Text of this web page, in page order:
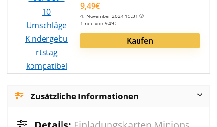
9,49€
4. November 2024 19:31
1 neu von 9,49€
Kaufen
Zusätzliche Informationen